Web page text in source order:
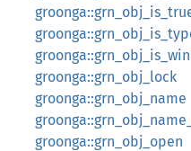
groonga::grn_obj_lock
groonga::grn_obj_name
groonga::grn_obj_open